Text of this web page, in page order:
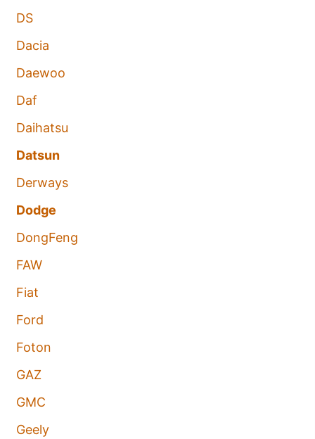
DS
Dacia
Daewoo
Daf
Daihatsu
Datsun
Derways
Dodge
DongFeng
FAW
Fiat
Ford
Foton
GAZ
GMC
Geely